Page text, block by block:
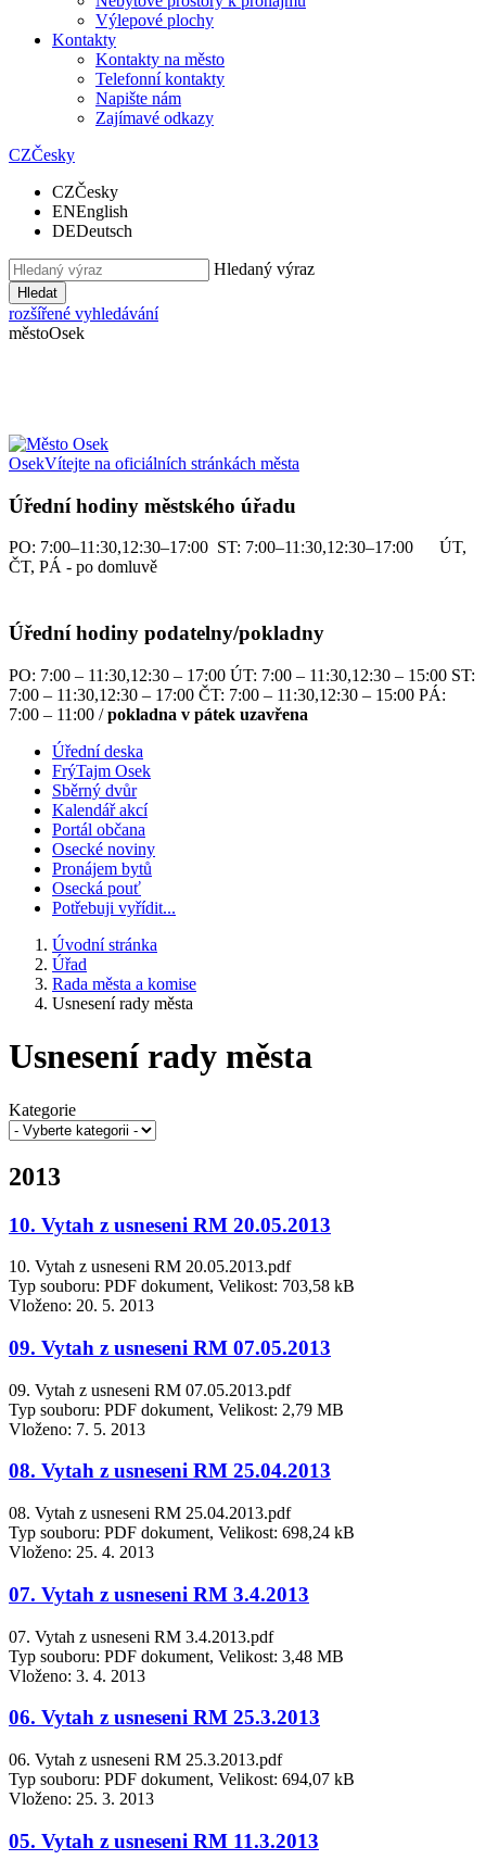
Výlepové plochy
Kontakty
Kontakty na město
Telefonní kontakty
Napište nám
Zajímavé odkazy
CZČesky
CZČesky
ENEnglish
DEDeutsch
Hledaný výraz
Hledat
rozšířené vyhledávání
městoOsek
OsekVítejte na oficiálních stránkách města
Úřední hodiny městského úřadu
PO: 7:00–11:30,12:30–17:00 ST: 7:00–11:30,12:30–17:00 ÚT,
ČT, PÁ - po domluvě
Úřední hodiny podatelny/pokladny
PO: 7:00 – 11:30,12:30 – 17:00 ÚT: 7:00 – 11:30,12:30 – 15:00 ST:
7:00 – 11:30,12:30 – 17:00 ČT: 7:00 – 11:30,12:30 – 15:00 PÁ:
7:00 – 11:00 /pokladna v pátek uzavřena
Úřední deska
FrýTajm Osek
Sběrný dvůr
Kalendář akcí
Portál občana
Osecké noviny
Pronájem bytů
Osecká pouť
Potřebuji vyřídit...
Úvodní stránka
Úřad
Rada města a komise
Usnesení rady města
Usnesení rady města
Kategorie
2013
10. Vytah z usneseni RM 20.05.2013
10. Vytah z usneseni RM 20.05.2013.pdf
Typ souboru: PDF dokument, Velikost: 703,58 kB
Vloženo: 20. 5. 2013
09. Vytah z usneseni RM 07.05.2013
09. Vytah z usneseni RM 07.05.2013.pdf
Typ souboru: PDF dokument, Velikost: 2,79 MB
Vloženo: 7. 5. 2013
08. Vytah z usneseni RM 25.04.2013
08. Vytah z usneseni RM 25.04.2013.pdf
Typ souboru: PDF dokument, Velikost: 698,24 kB
Vloženo: 25. 4. 2013
07. Vytah z usneseni RM 3.4.2013
07. Vytah z usneseni RM 3.4.2013.pdf
Typ souboru: PDF dokument, Velikost: 3,48 MB
Vloženo: 3. 4. 2013
06. Vytah z usneseni RM 25.3.2013
06. Vytah z usneseni RM 25.3.2013.pdf
Typ souboru: PDF dokument, Velikost: 694,07 kB
Vloženo: 25. 3. 2013
05. Vytah z usneseni RM 11.3.2013